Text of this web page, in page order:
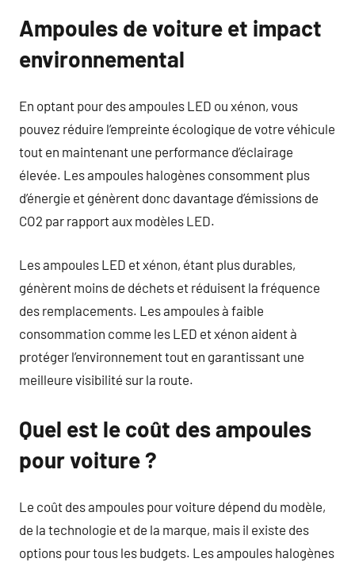
Ampoules de voiture et impact
environnemental
En optant pour des ampoules LED ou xénon, vous
pouvez réduire l’empreinte écologique de votre véhicule
tout en maintenant une performance d’éclairage
élevée. Les ampoules halogènes consomment plus
d’énergie et génèrent donc davantage d’émissions de
CO2 par rapport aux modèles LED.
Les ampoules LED et xénon, étant plus durables,
génèrent moins de déchets et réduisent la fréquence
des remplacements. Les ampoules à faible
consommation comme les LED et xénon aident à
protéger l’environnement tout en garantissant une
meilleure visibilité sur la route.
Quel est le coût des ampoules
pour voiture ?
Le coût des ampoules pour voiture dépend du modèle,
de la technologie et de la marque, mais il existe des
options pour tous les budgets. Les ampoules halogènes